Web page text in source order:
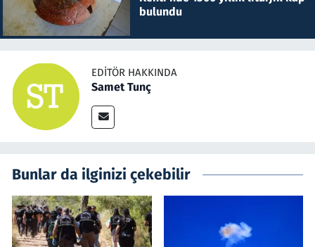
bulundu
EDITÖR HAKKINDA
Samet Tunç
Bunlar da ilginizi çekebilir